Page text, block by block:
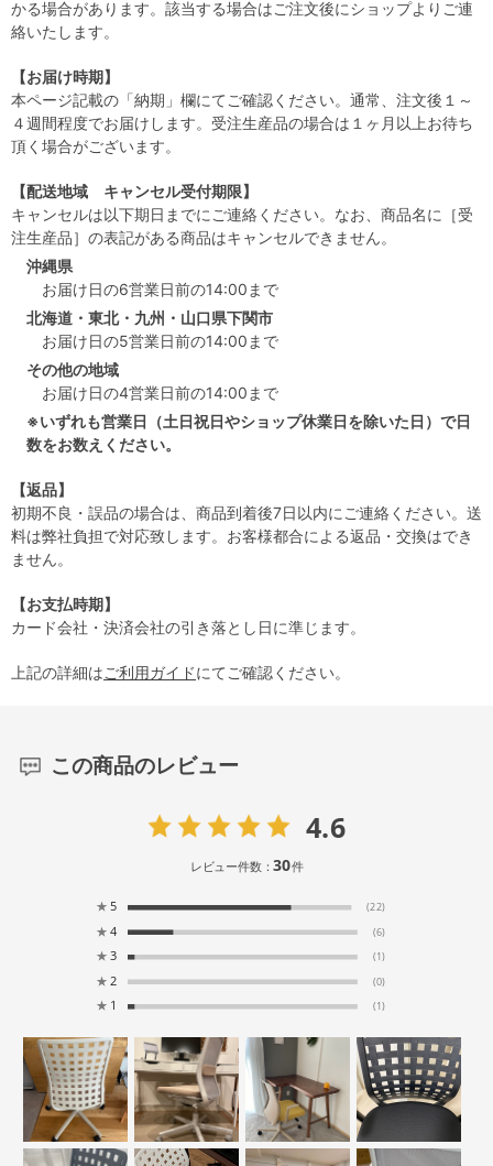
かる場合があります。該当する場合はご注文後にショップよりご連
絡いたします。
【お届け時期】
本ページ記載の「納期」欄にてご確認ください。通常、注文後１～
４週間程度でお届けします。受注生産品の場合は１ヶ月以上お待ち
頂く場合がございます。
【配送地域 キャンセル受付期限】
キャンセルは以下期日までにご連絡ください。なお、商品名に［受
注生産品］の表記がある商品はキャンセルできません。
沖縄県
お届け日の6営業日前の14:00まで
北海道・東北・九州・山口県下関市
お届け日の5営業日前の14:00まで
その他の地域
お届け日の4営業日前の14:00まで
※いずれも営業日（土日祝日やショップ休業日を除いた日）で日
数をお数えください。
【返品】
初期不良・誤品の場合は、商品到着後7日以内にご連絡ください。送
料は弊社負担で対応致します。お客様都合による返品・交換はでき
ません。
【お支払時期】
カード会社・決済会社の引き落とし日に準じます。
上記の詳細はご利用ガイドにてご確認ください。
この商品のレビュー
4.6
レビュー件数：30件
★ 5 (22)
★ 4 (6)
★ 3 (1)
★ 2 (0)
★ 1 (1)